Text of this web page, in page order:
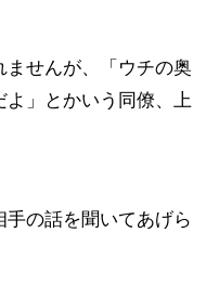
せんが、「ウチの奥
よ」とかいう同僚、上
の話を聞いてあげら